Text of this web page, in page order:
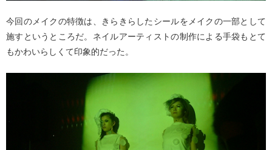
今回のメイクの特徴は、きらきらしたシールをメイクの一部として
施すというところだ。ネイルアーティストの制作による手袋もとて
もかわいらしくて印象的だった。